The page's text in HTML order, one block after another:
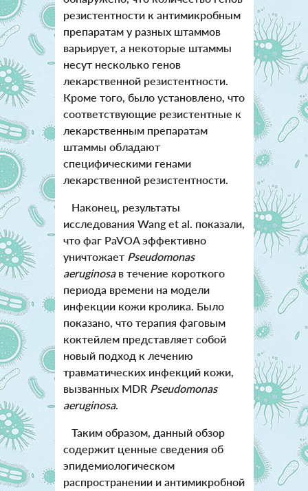
резистентности к антимикробным
препаратам у разных штаммов
варьирует, а некоторые штаммы
несут несколько генов
лекарственной резистентности.
Кроме того, было установлено, что
соответствующие резистентные к
лекарственным препаратам
штаммы обладают
специфическими генами
лекарственной резистентности.
Наконец, результаты
исследования Wang et al. показали,
что фаг PaVOA эффективно
уничтожает Pseudomonas
aeruginosa в течение короткого
периода времени на модели
инфекции кожи кролика. Было
показано, что терапия фаговым
коктейлем представляет собой
новый подход к лечению
травматических инфекций кожи,
вызванных MDR Pseudomonas
aeruginosa.
Таким образом, данный обзор
содержит ценные сведения об
эпидемиологическом
распространении и антимикробной